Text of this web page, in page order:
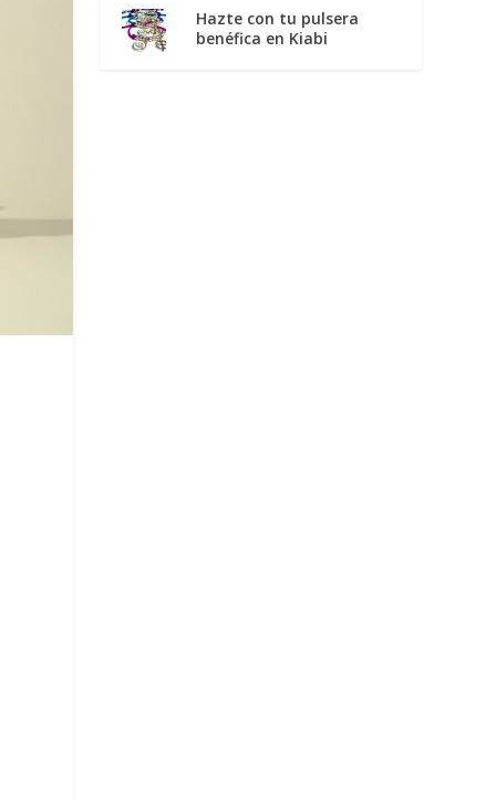
Hazte con tu pulsera
benéfica en Kiabi